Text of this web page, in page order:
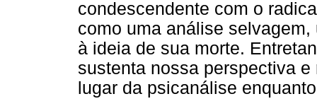
condescendente com o
como uma análise
à ideia de sua morte.
sustenta nossa perspectiva
lugar da psicanálise